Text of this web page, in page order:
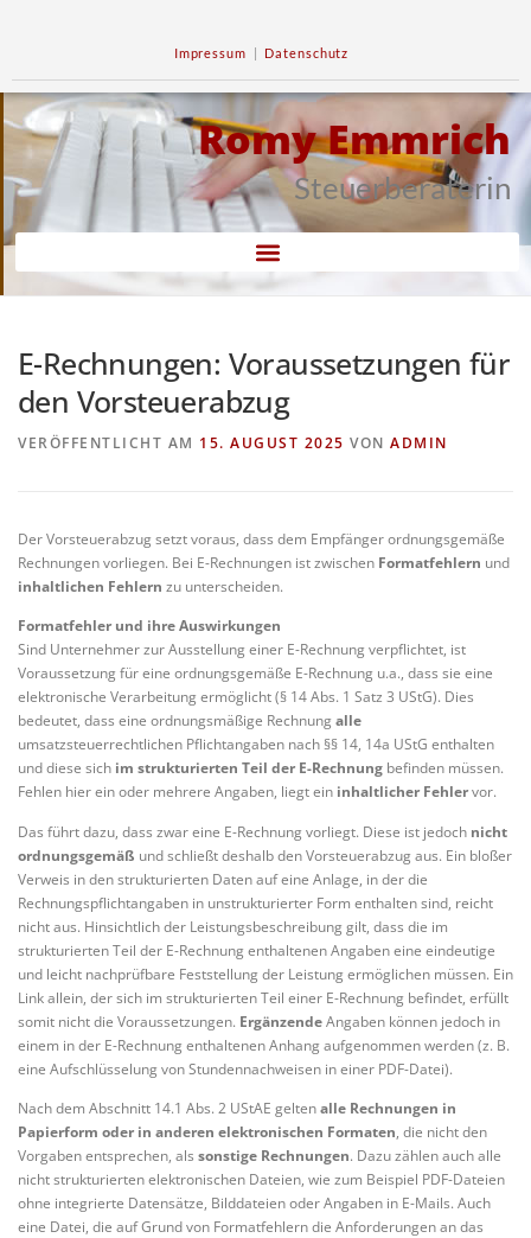
Impressum | Datenschutz
Romy Emmrich
Steuerberaterin
E-Rechnungen: Voraussetzungen für
den Vorsteuerabzug
VERÖFFENTLICHT AM 15. AUGUST 2025 VON ADMIN
Der Vorsteuerabzug setzt voraus, dass dem Empfänger ordnungsgemäße
Rechnungen vorliegen. Bei E-Rechnungen ist zwischen Formatfehlern und
inhaltlichen Fehlern zu unterscheiden.
Formatfehler und ihre Auswirkungen
Sind Unternehmer zur Ausstellung einer E-Rechnung verpflichtet, ist
Voraussetzung für eine ordnungsgemäße E-Rechnung u.a., dass sie eine
elektronische Verarbeitung ermöglicht (§ 14 Abs. 1 Satz 3 UStG). Dies
bedeutet, dass eine ordnungsmäßige Rechnungalle
umsatzsteuerrechtlichen Pflichtangaben nach §§ 14, 14a UStG enthalten
und diese sich im strukturierten Teil der E-Rechnung befinden müssen.
Fehlen hier ein oder mehrere Angaben, liegt ein inhaltlicher Fehlervor.
Das führt dazu, dass zwar eine E-Rechnung vorliegt. Diese ist jedoch nicht
ordnungsgemäß und schließt deshalb den Vorsteuerabzug aus. Ein bloßer
Verweis in den strukturierten Daten auf eine Anlage, in der die
Rechnungspflichtangaben in unstrukturierter Form enthalten sind, reicht
nicht aus. Hinsichtlich der Leistungsbeschreibung gilt, dass die im
strukturierten Teil der E-Rechnung enthaltenen Angaben eine eindeutige
und leicht nachprüfbare Feststellung der Leistung ermöglichen müssen. Ein
Link allein, der sich im strukturierten Teil einer E-Rechnung befindet, erfüllt
somit nicht die Voraussetzungen. ErgänzendeAngaben können jedoch in
einem in der E-Rechnung enthaltenen Anhang aufgenommen werden (z. B.
eine Aufschlüsselung von Stundennachweisen in einer PDF-Datei).
Nach dem Abschnitt 14.1 Abs. 2 UStAE geltenalle Rechnungen in
Papierform oder in anderen elektronischen Formaten, die nicht den
Vorgaben entsprechen, als sonstige Rechnungen. Dazu zählen auch alle
nicht strukturierten elektronischen Dateien, wie zum Beispiel PDF-Dateien
ohne integrierte Datensätze, Bilddateien oder Angaben in E-Mails. Auch
eine Datei, die auf Grund von Formatfehlern die Anforderungen an das